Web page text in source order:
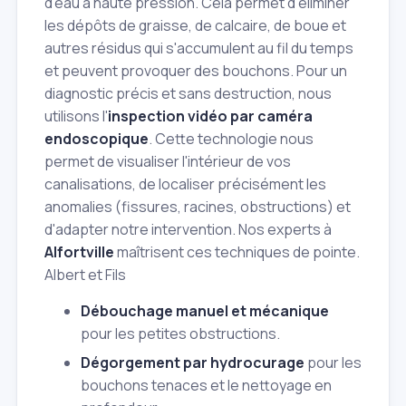
les dépôts de graisse, de calcaire, de boue et
autres résidus qui s'accumulent au fil du temps
et peuvent provoquer des bouchons. Pour un
diagnostic précis et sans destruction, nous
utilisons l'inspection vidéo par caméra
endoscopique. Cette technologie nous
permet de visualiser l'intérieur de vos
canalisations, de localiser précisément les
anomalies (fissures, racines, obstructions) et
d'adapter notre intervention. Nos experts à
Alfortvillemaîtrisent ces techniques de pointe.
Albert et Fils
Débouchage manuel et mécanique
pour les petites obstructions.
Dégorgement par hydrocurage pour les
bouchons tenaces et le nettoyage en